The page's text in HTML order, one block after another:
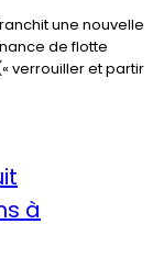
une nouvelle
de flotte
verrouiller et partir
à